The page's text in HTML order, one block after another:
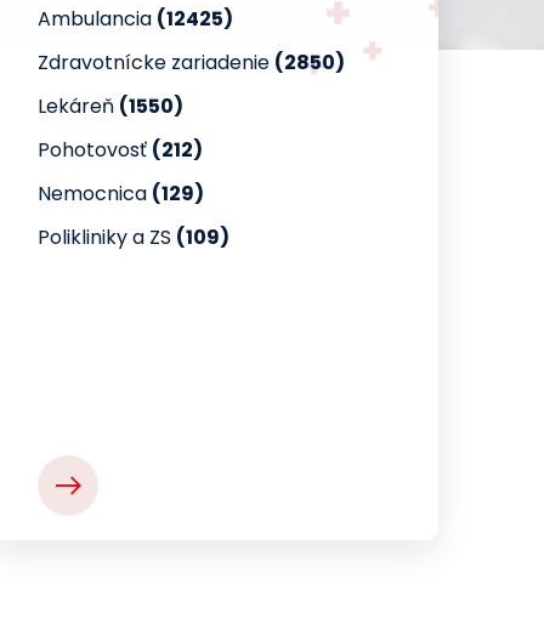
Ambulancia (12425)
Zdravotnícke zariadenie (2850)
Lekáreň (1550)
Pohotovosť (212)
Nemocnica (129)
Polikliniky a ZS (109)